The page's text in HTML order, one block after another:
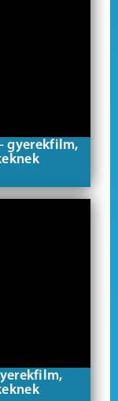
gyerekfilm,